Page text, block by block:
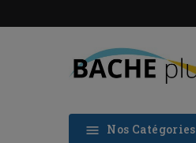
 Nos Catégories